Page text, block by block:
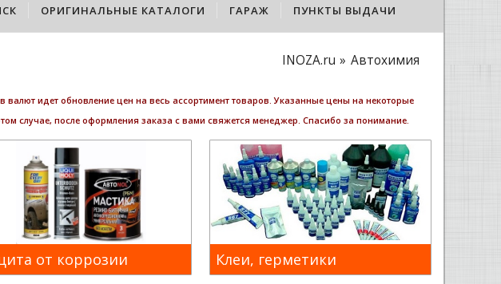
ОРИГИНАЛЬНЫЕ КАТАЛОГИ ГАРАЖ ПУНКТЫ ВЫДАЧИ
INOZA.ru Автохимия
валют идет обновление цен на весь ассортимент товаров. Указанные цены на некоторые
случае, после оформления заказа с вами свяжется менеджер. Спасибо за понимание.
от коррозии Клеи, герметики